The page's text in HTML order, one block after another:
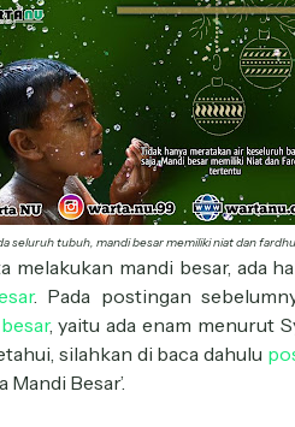
seluruh tubuh, mandi besar memiliki niat dan
melakukan mandi besar, ada
. Pada postingan
, yaitu ada enam menurut
silahkan di baca dahulu
Besar’.